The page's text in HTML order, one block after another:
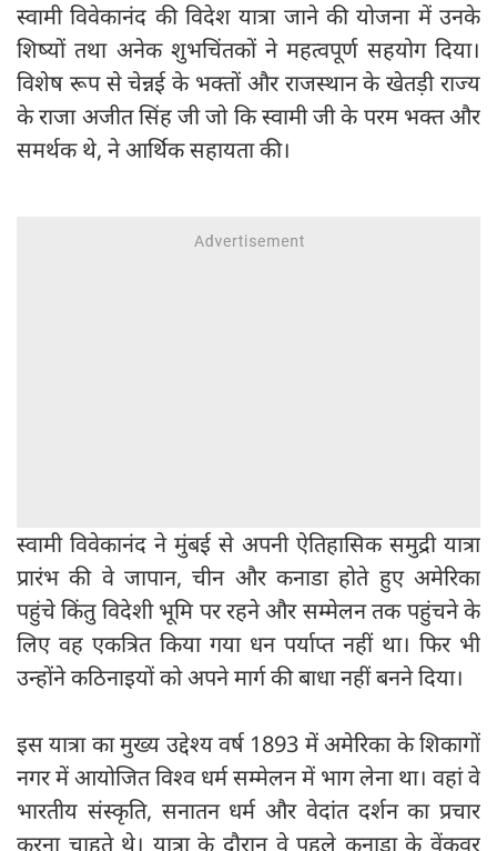
स्वामी विवेकानंद की विदेश यात्रा जाने की योजना में उनके
शिष्यों तथा अनेक शुभचिंतकों ने महत्वपूर्ण सहयोग दिया।
विशेष रूप से चेन्नई के भक्तों और राजस्थान के खेतड़ी राज्य
के राजा अजीत सिंह जी जो कि स्वामी जी के परम भक्त और
समर्थक थे, ने आर्थिक सहायता की।
स्वामी विवेकानंद ने मुंबई से अपनी ऐतिहासिक समुद्री यात्रा
प्रारंभ की वे जापान, चीन और कनाडा होते हुए अमेरिका
पहुंचे किंतु विदेशी भूमि पर रहने और सम्मेलन तक पहुंचने के
लिए वह एकत्रित किया गया धन पर्याप्त नहीं था। फिर भी
उन्होंने कठिनाइयों को अपने मार्ग की बाधा नहीं बनने दिया।
इस यात्रा का मुख्य उद्देश्य वर्ष 1893 में अमेरिका के शिकागों
नगर में आयोजित विश्व धर्म सम्मेलन में भाग लेना था। वहां वे
भारतीय संस्कृति, सनातन धर्म और वेदांत दर्शन का प्रचार
करना चाहते थे। यात्रा के दौरान वे पहले कनाडा के वेंकूवर